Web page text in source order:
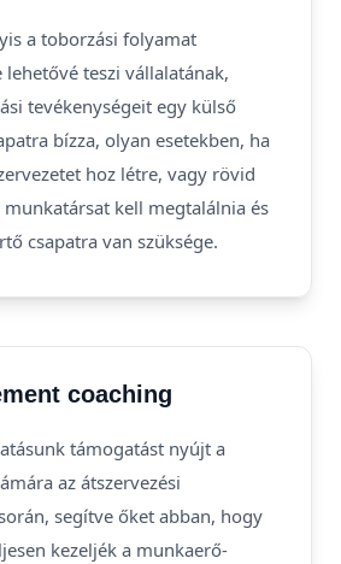
a toborzási folyamat
lehetővé teszi vállalatának,
tevékenységeit egy külső
bízza, olyan esetekben, ha
hoz létre, vagy rövid
kell megtalálnia és
csapatra van szüksége.
coaching
támogatást nyújt a
az átszervezési
segítve őket abban, hogy
kezeljék a munkaerő-